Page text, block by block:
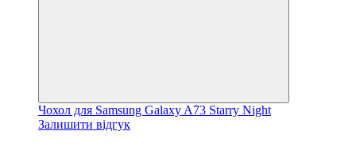
Чохол для Samsung Galaxy A73 Starry Night
Залишити відгук